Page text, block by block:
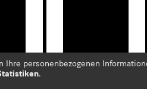
Ihre personenbezogenen
.